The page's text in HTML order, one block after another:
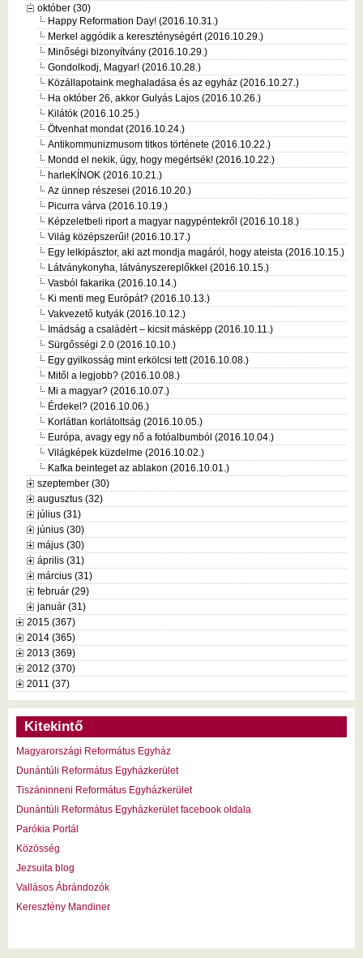
október (30)
Happy Reformation Day! (2016.10.31.)
Merkel aggódik a kereszténységért (2016.10.29.)
Minőségi bizonyítvány (2016.10.29.)
Gondolkodj, Magyar! (2016.10.28.)
Közállapotaink meghaladása és az egyház (2016.10.27.)
Ha október 26, akkor Gulyás Lajos (2016.10.26.)
Kilátók (2016.10.25.)
Ötvenhat mondat (2016.10.24.)
Antikommunizmusom titkos története (2016.10.22.)
Mondd el nekik, úgy, hogy megértsék! (2016.10.22.)
harleKÍNOK (2016.10.21.)
Az ünnep részesei (2016.10.20.)
Picurra várva (2016.10.19.)
Képzeletbeli riport a magyar nagypéntekről (2016.10.18.)
Világ középszerűi! (2016.10.17.)
Egy lelkipásztor, aki azt mondja magáról, hogy ateista (2016.10.15.)
Látványkonyha, látványszereplőkkel (2016.10.15.)
Vasból fakarika (2016.10.14.)
Ki menti meg Európát? (2016.10.13.)
Vakvezető kutyák (2016.10.12.)
Imádság a családért – kicsit másképp (2016.10.11.)
Sürgősségi 2.0 (2016.10.10.)
Egy gyilkosság mint erkölcsi tett (2016.10.08.)
Mitől a legjobb? (2016.10.08.)
Mi a magyar? (2016.10.07.)
Érdekel? (2016.10.06.)
Korlátlan korlátoltság (2016.10.05.)
Európa, avagy egy nő a fotóalbumból (2016.10.04.)
Világképek küzdelme (2016.10.02.)
Kafka beinteget az ablakon (2016.10.01.)
szeptember (30)
augusztus (32)
július (31)
június (30)
május (30)
április (31)
március (31)
február (29)
január (31)
2015 (367)
2014 (365)
2013 (369)
2012 (370)
2011 (37)
Kitekintő
Magyarországi Református Egyház
Dunántúli Református Egyházkerület
Tiszáninneni Református Egyházkerület
Dunántúli Református Egyházkerület facebook oldala
Parókia Portál
Közösség
Jezsuita blog
Vallásos Ábrándozók
Keresztény Mandiner